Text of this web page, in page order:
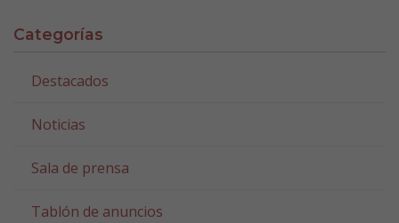
Categorías
Destacados
Noticias
Sala de prensa
Tablón de anuncios